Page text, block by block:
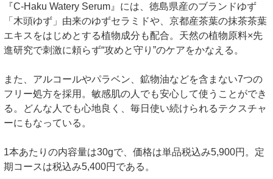
『C-Haku Watery Serum』には、徳島県産のブランドゆず
「木頭ゆず」由来のゆずセラミドや、京都産茶葉の抹茶茶葉
エキスをはじめとする植物成分も配合。天然の植物原料×先
進研究で刺激に頼らず“攻めと守り”のケアをかなえる。
また、アルコールやパラベン、鉱物油などを含まない7つの
フリー処方を採用。敏感肌の人でも安心して使うことができ
る。どんな人でも心地良く、毎日使い続けられるテクスチャ
ーにもなっている。
1本あたりの内容量は30gで、価格は単品税込み5,900円。定
期コースは税込み5,400円である。